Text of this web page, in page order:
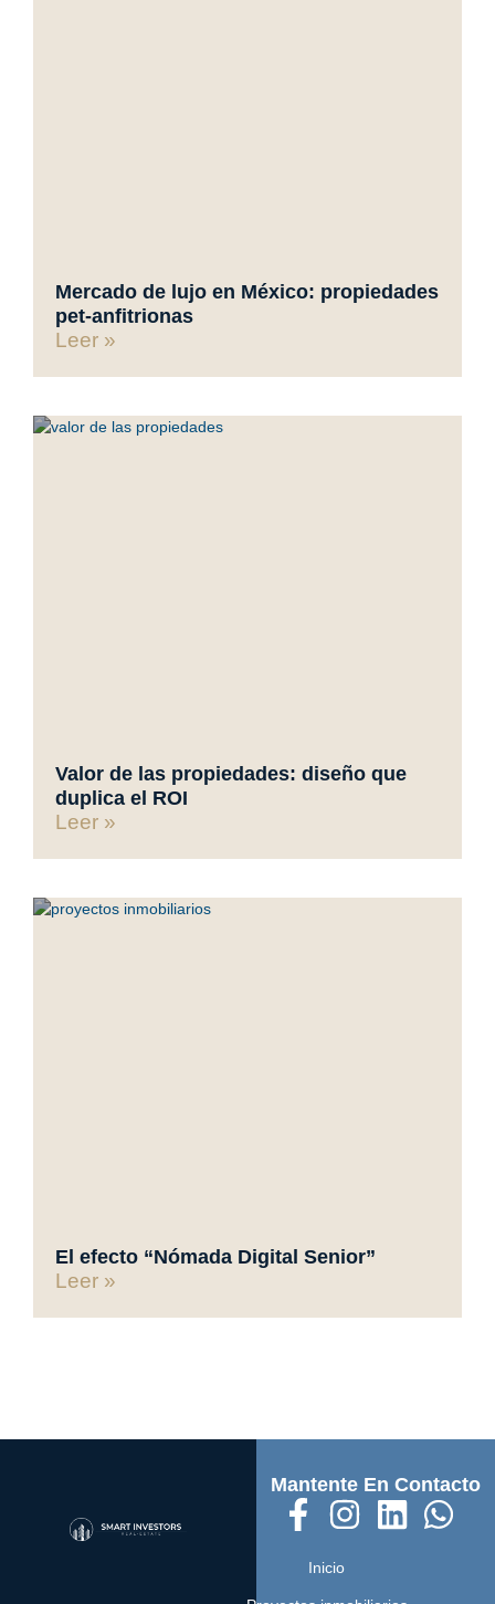
Mercado de lujo en México: propiedades
pet-anfitrionas
Leer »
Valor de las propiedades: diseño que
duplica el ROI
Leer »
El efecto “Nómada Digital Senior”
Leer »
Inicio
Mantente En Contacto